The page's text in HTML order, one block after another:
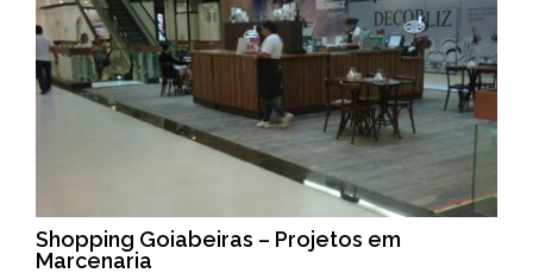
Shopping Goiabeiras – Projetos em
Marcenaria